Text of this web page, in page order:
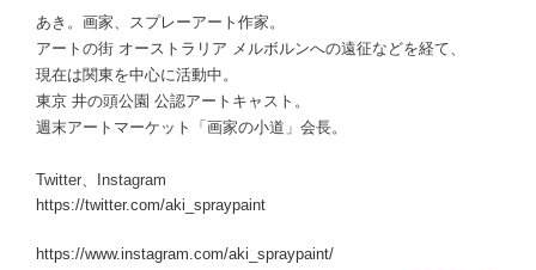
あき。画家、スプレーアート作家。
アートの街 オーストラリア メルボルンへの遠征などを経て、
現在は関東を中心に活動中。
東京 井の頭公園 公認アートキャスト。
週末アートマーケット「画家の小道」会長。
Twitter、Instagram
https://twitter.com/aki_spraypaint
https://www.instagram.com/aki_spraypaint/